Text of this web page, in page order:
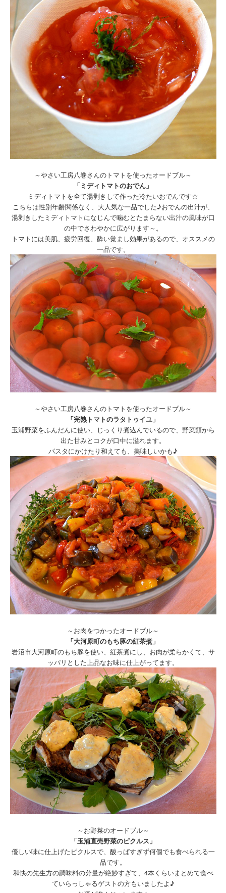
～やさい工房八巻さんのトマトを使ったオードブル～
「ミディトマトのおでん」
ミディトマトを全て湯剥きして作った冷たいおでんです☆
こちらは性別年齢関係なく、大人気な一品でした♪おでんの出汁が、
湯剥きしたミディトマトになじんで噛むとたまらない出汁の風味が口
の中でさわやかに広がります～。
トマトには美肌、疲労回復、酔い覚まし効果があるので、オススメの
一品です。
～やさい工房八巻さんのトマトを使ったオードブル～
「完熟トマトのラタトゥイユ」
玉浦野菜をふんだんに使い、じっくり煮込んでいるので、野菜類から
出た甘みとコクが口中に溢れます。
パスタにかけたり和えても、美味しいかも♪
～お肉をつかったオードブル～
「大河原町のもち豚の紅茶煮」
岩沼市大河原町のもち豚を使い、紅茶煮にし、お肉が柔らかくて、サ
ッパリとした上品なお味に仕上がってます。
～お野菜のオードブル～
「玉浦直売野菜のピクルス」
優しい味に仕上げたピクルスで、酸っぱすぎず何個でも食べられる一
品です。
和快の先生方の調味料の分量が絶妙すぎて、4本くらいまとめて食べ
ていらっしゃるゲストの方もいましたよ♪